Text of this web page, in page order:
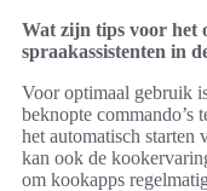
Wat zijn tips voor het
spraakassistenten in
Voor optimaal gebruik
beknopte commando’s
het automatisch starten
kan ook de
om kookapps